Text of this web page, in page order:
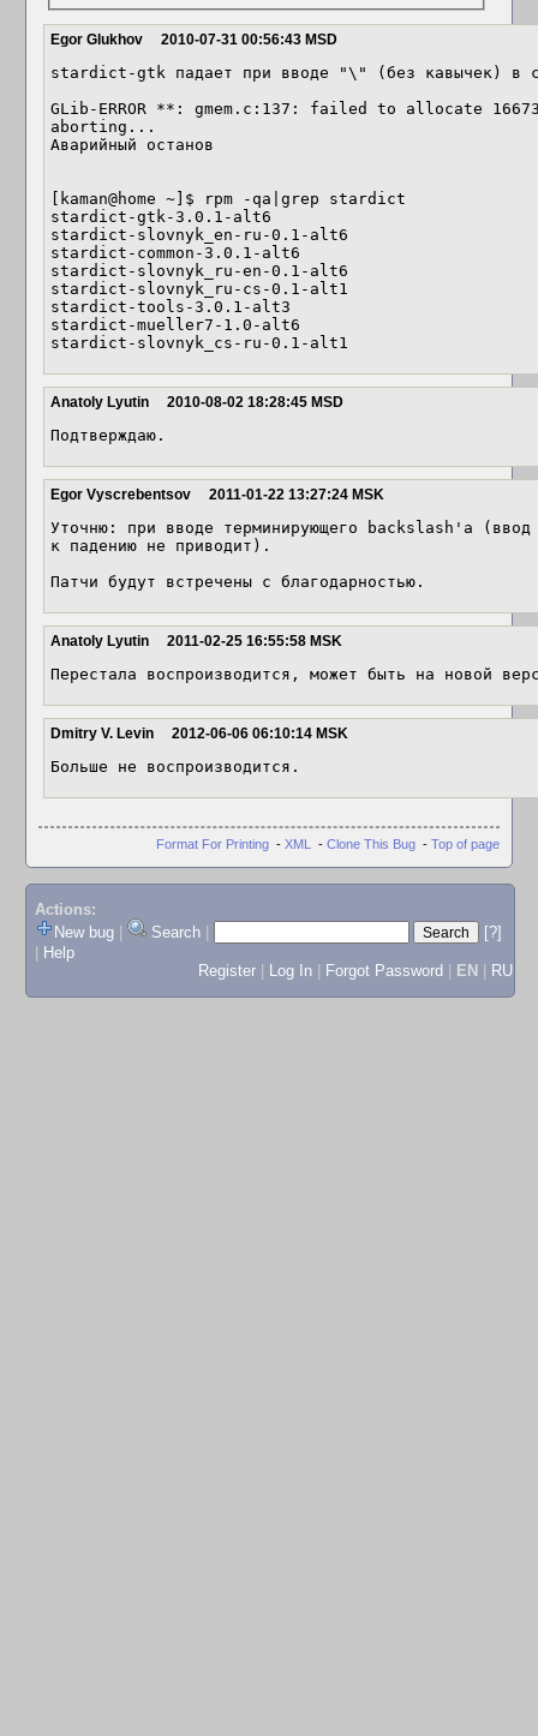
Egor Glukhov 2010-07-31 00:56:43 MSD
stardict-gtk падает при вводе "\" (без кавычек) в
GLib-ERROR **: gmem.c:137: failed to allocate
aborting...
Аварийный останов
[kaman@home ~]$ rpm -qa|grep stardict
stardict-gtk-3.0.1-alt6
stardict-slovnyk_en-ru-0.1-alt6
stardict-common-3.0.1-alt6
stardict-slovnyk_ru-en-0.1-alt6
stardict-slovnyk_ru-cs-0.1-alt1
stardict-tools-3.0.1-alt3
stardict-mueller7-1.0-alt6
stardict-slovnyk_cs-ru-0.1-alt1
Anatoly Lyutin 2010-08-02 18:28:45 MSD
Подтверждаю.
Egor Vyscrebentsov 2011-01-22 13:27:24 MSK
Уточню: при вводе терминирующего backslash'а (ввод
к падению не приводит).
Патчи будут встречены с благодарностью.
Anatoly Lyutin 2011-02-25 16:55:58 MSK
Перестала воспроизводится, может быть на новой
Dmitry V. Levin 2012-06-06 06:10:14 MSK
Больше не воспроизводится.
Format For Printing - XML - Clone This Bug - Top of page
Actions:
New bug
Search
[?]
Help
Register
Log In Forgot Password EN RU